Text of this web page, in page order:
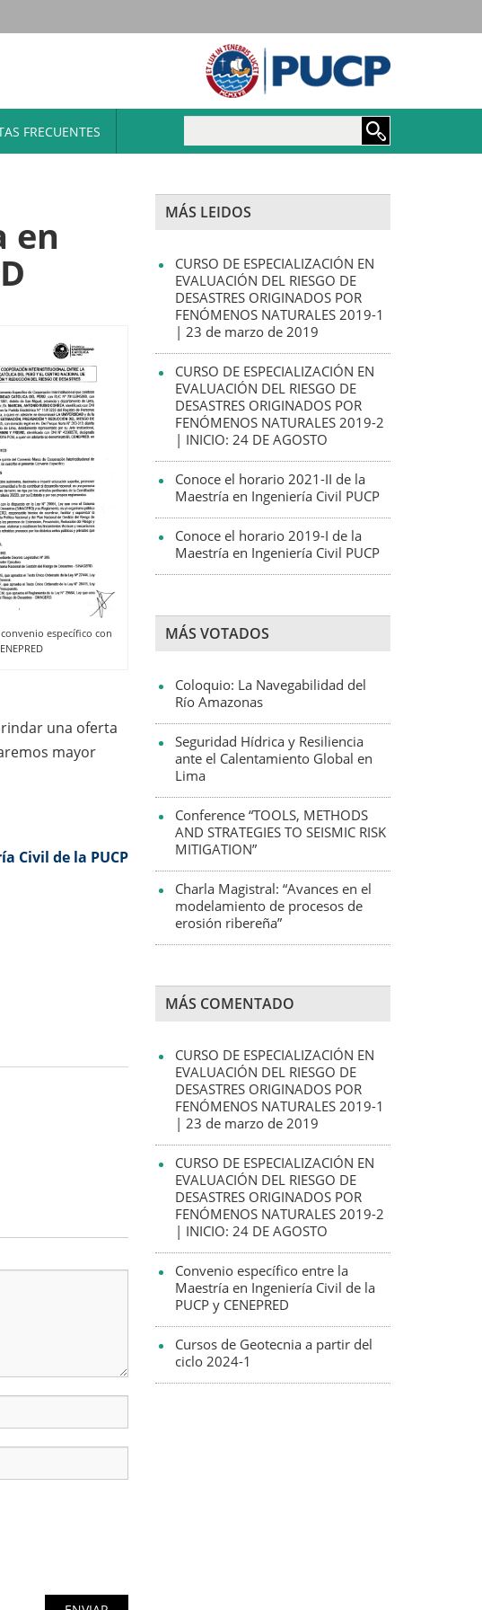
Maestría en Ingeniería
FRECUENTES
en
específico con
una oferta
mayor
Civil de la PUCP
MÁS LEIDOS
CURSO DE ESPECIALIZACIÓN EN
EVALUACIÓN DEL RIESGO DE
DESASTRES ORIGINADOS POR
FENÓMENOS NATURALES 2019-1
| 23 de marzo de 2019
CURSO DE ESPECIALIZACIÓN EN
EVALUACIÓN DEL RIESGO DE
DESASTRES ORIGINADOS POR
FENÓMENOS NATURALES 2019-2
| INICIO: 24 DE AGOSTO
Conoce el horario 2021-II de la
Maestría en Ingeniería Civil PUCP
Conoce el horario 2019-I de la
Maestría en Ingeniería Civil PUCP
MÁS VOTADOS
Coloquio: La Navegabilidad del
Río Amazonas
Seguridad Hídrica y Resiliencia
ante el Calentamiento Global en
Lima
Conference “TOOLS, METHODS
AND STRATEGIES TO SEISMIC RISK
MITIGATION”
Charla Magistral: “Avances en el
modelamiento de procesos de
erosión ribereña”
MÁS COMENTADO
CURSO DE ESPECIALIZACIÓN EN
EVALUACIÓN DEL RIESGO DE
DESASTRES ORIGINADOS POR
FENÓMENOS NATURALES 2019-1
| 23 de marzo de 2019
CURSO DE ESPECIALIZACIÓN EN
EVALUACIÓN DEL RIESGO DE
DESASTRES ORIGINADOS POR
FENÓMENOS NATURALES 2019-2
| INICIO: 24 DE AGOSTO
Convenio específico entre la
Maestría en Ingeniería Civil de la
PUCP y CENEPRED
Cursos de Geotecnia a partir del
ciclo 2024-1